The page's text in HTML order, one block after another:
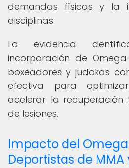
demandas físicas y la
disciplinas.
La evidencia
incorporación de
boxeadores y judokas
efectiva para
acelerar la recuperación
de lesiones.
Impacto del
Deportistas de